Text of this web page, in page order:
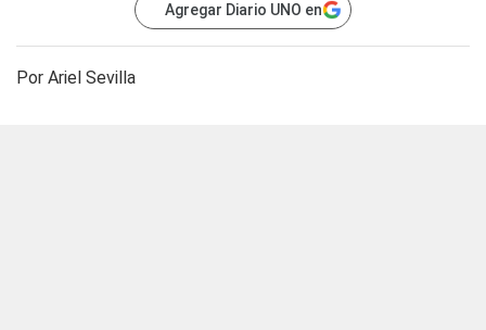
Agregar Diario UNO en
Por Ariel Sevilla